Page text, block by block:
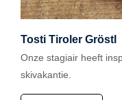
Tosti Tiroler Gröstl
Onze stagiair heeft
skivakantie.